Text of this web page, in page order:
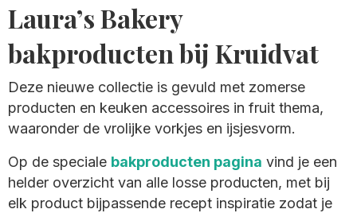
Laura’s Bakery
bakproducten bij Kruidvat
Deze nieuwe collectie is gevuld met zomerse
producten en keuken accessoires in fruit thema,
waaronder de vrolijke vorkjes en ijsjesvorm.
Op de speciale bakproducten pagina vind je een
helder overzicht van alle losse producten, met bij
elk product bijpassende recept inspiratie zodat je